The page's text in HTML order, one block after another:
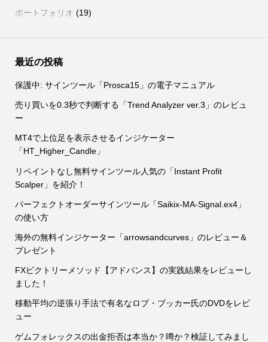
ポートフォリオ (19)
最近の投稿
保護中: サインツール「Prosca15」の電子マニュアル
売り買いを0.3秒で判断する「Trend Analyzer ver.3」のレビュ
ー
MT4で上位足を表示させるインジケーター
「HT_Higher_Candle」
リペイントなし無料サインツール人気の「Instant Profit
Scalper」を紹介！
パーフェクトオーダーサインツール「Saikix-MA-Signal.ex4」
の使い方
海外の無料インジケーター「arrowsandcurves」のレビュー＆
プレゼント
FXビクトリーメソッド【アドバンス】の実践結果をレビューし
ました！
移動平均の逆張り手法で有名なロブ・ブッカー氏のDVDをレビ
ュー
ゲムフォレックスの出金拒否は本当か？噂か？検証してみまし